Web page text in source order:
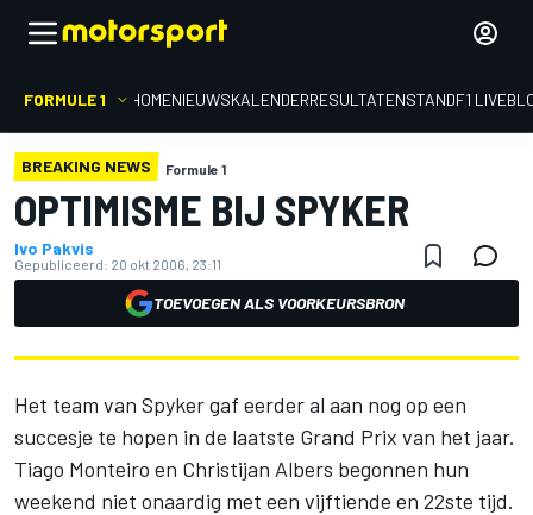
FORMULE 1 HOMENIEUWSKALENDERRESULTATENSTANDF1
BREAKING NEWS Formule 1
OPTIMISME BIJ SPYKER
Ivo Pakvis
Gepubliceerd: 20 okt 2006, 23:11
TOEVOEGEN ALS VOORKEURSBRON
Het team van Spyker gaf eerder al aan nog op een
succesje te hopen in de laatste Grand Prix van het jaar.
Tiago Monteiro en Christijan Albers begonnen hun
weekend niet onaardig met een vijftiende en 22ste tijd.